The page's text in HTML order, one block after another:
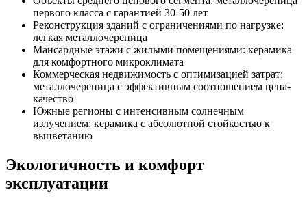
первого класса с гарантией 30-50 лет
Реконструкция зданий с ограничениями по нагрузке:
легкая металлочерепица
Мансардные этажи с жилыми помещениями: керамика
для комфортного микроклимата
Коммерческая недвижимость с оптимизацией затрат:
металлочерепица с эффективным соотношением цена-
качество
Южные регионы с интенсивным солнечным
излучением: керамика с абсолютной стойкостью к
выцветанию
Экологичность и комфорт
эксплуатации